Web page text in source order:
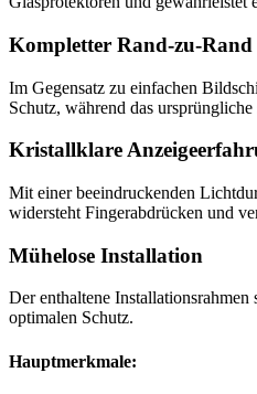
Kompletter Rand-zu-Rand
Im Gegensatz zu einfachen
Schutz, während das
Kristallklare
Mit einer beeindruckenden
widersteht Fingerabdrücken und
Mühelose Installation
Der enthaltene
optimalen Schutz.
Hauptmerkmale: